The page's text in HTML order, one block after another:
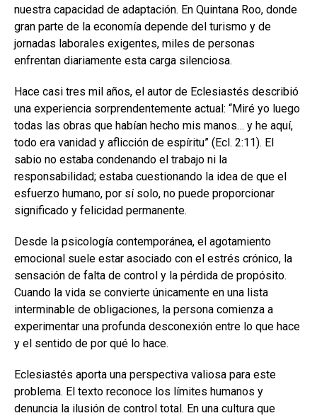
nuestra capacidad de adaptación. En Quintana Roo, donde
gran parte de la economía depende del turismo y de
jornadas laborales exigentes, miles de personas
enfrentan diariamente esta carga silenciosa.
Hace casi tres mil años, el autor de Eclesiastés describió
una experiencia sorprendentemente actual: “Miré yo luego
todas las obras que habían hecho mis manos… y he aquí,
todo era vanidad y aflicción de espíritu” (Ecl. 2:11). El
sabio no estaba condenando el trabajo ni la
responsabilidad; estaba cuestionando la idea de que el
esfuerzo humano, por sí solo, no puede proporcionar
significado y felicidad permanente.
Desde la psicología contemporánea, el agotamiento
emocional suele estar asociado con el estrés crónico, la
sensación de falta de control y la pérdida de propósito.
Cuando la vida se convierte únicamente en una lista
interminable de obligaciones, la persona comienza a
experimentar una profunda desconexión entre lo que hace
y el sentido de por qué lo hace.
Eclesiastés aporta una perspectiva valiosa para este
problema. El texto reconoce los límites humanos y
denuncia la ilusión de control total. En una cultura que